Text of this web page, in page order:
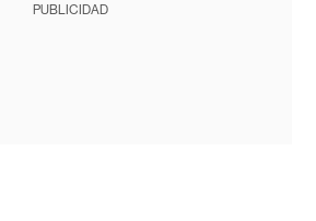
PUBLICIDAD